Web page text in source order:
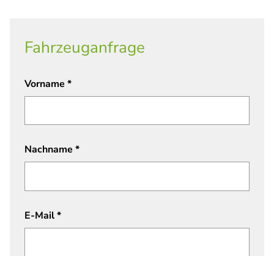
Fahrzeuganfrage
Vorname *
Nachname *
E-Mail*